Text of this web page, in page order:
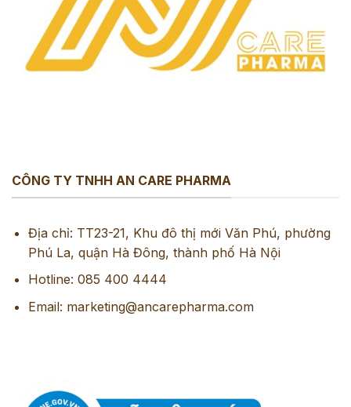
CÔNG TY TNHH AN CARE PHARMA
Địa chỉ: TT23-21, Khu đô thị mới Văn Phú, phường
Phú La, quận Hà Đông, thành phố Hà Nội
Hotline: 085 400 4444
Email: marketing@ancarepharma.com